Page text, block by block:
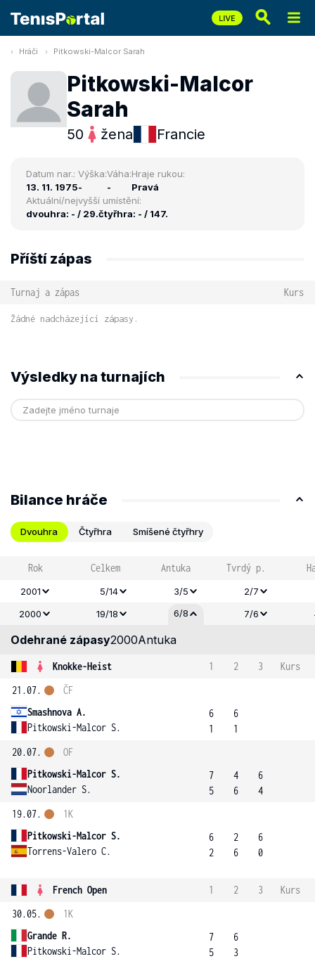
Hráči Pitkowski-Malcor Sarah
Pitkowski-Malcor
Sarah
50 žena Francie
Datum nar.:
13. 11. 1975
Výška:
-
Váha:
-
Hraje rukou:
Pravá
Aktuální/nejvyšší umístění:
dvouhra: - / 29.čtyřhra: - / 147.
Příští zápas
Turnaj a zápas Kurs
Žádné nadcházející zápasy.
Výsledky na turnajích
Bilance hráče
Dvouhra Čtyřhra Smíšené čtyřhry
Rok Celkem Antuka Tvrdý p.
2001 5/14 3/5
2/7
2000
19/18 6/8 7/6
Odehrané zápasy2000Antuka
Knokke-Heist 1 2 3
Kurs
21.07.
Smashnova A.
Pitkowski-Malcor S.
ČF
6
1
6
1
20.07.
Pitkowski-Malcor S.
Noorlander S.
OF
7
5
4
6
6
4
19.07.
Pitkowski-Malcor S.
Torrens-Valero C.
1K
6
2
2
6
6
0
French Open 1 2 3
Kurs
30.05.
Grande R.
Pitkowski-Malcor S.
1K
7
5
6
3